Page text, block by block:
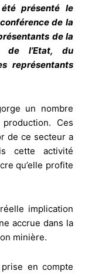
présenté le
de la
de la
de l’Etat, du
représentants
un nombre
Ces
de ce secteur a
cette activité
qu’elle profite
implication
accrue dans la
minière.
en compte